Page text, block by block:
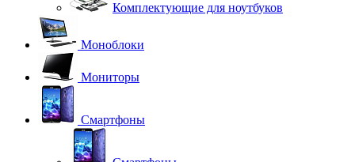
Комплектующие для ноутбуков
Моноблоки
Мониторы
Смартфоны